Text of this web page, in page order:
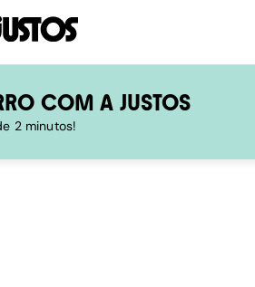
COM A JUSTOS
2 minutos!